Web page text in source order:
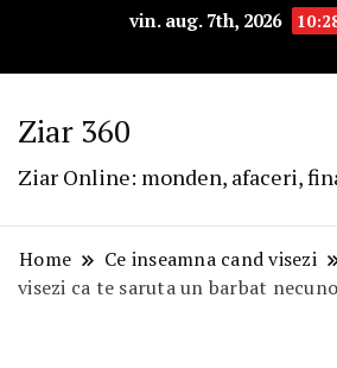
vin. aug. 7th, 2026
Ziar 360
Ziar Online: monden, afaceri,
Home Ce inseamna cand visezi
visezi ca te saruta un barbat